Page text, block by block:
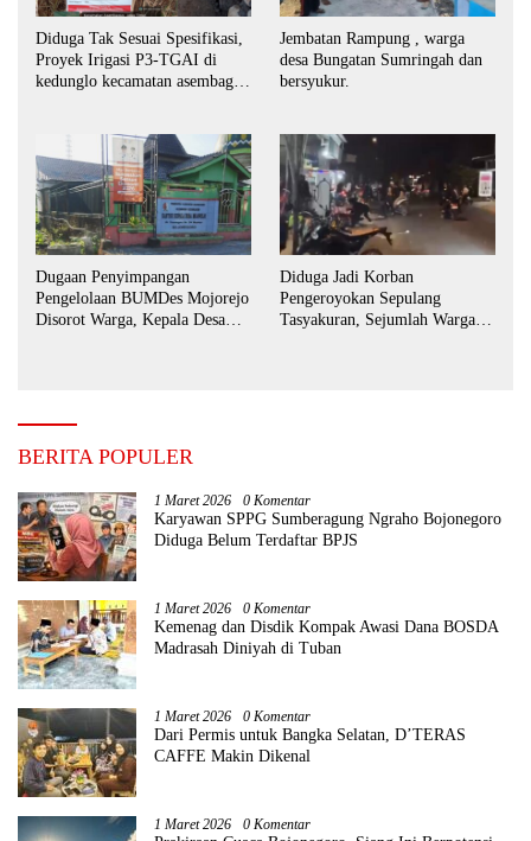
Diduga Tak Sesuai Spesifikasi,
Proyek Irigasi P3-TGAI di
kedunglo kecamatan asembagus
Jembatan Rampung , warga
desa Bungatan Sumringah dan
bersyukur.
Dugaan Penyimpangan
Pengelolaan BUMDes Mojorejo
Disorot Warga, Kepala Desa
Diduga Jadi Korban
Pengeroyokan Sepulang
Tasyakuran, Sejumlah Warga
BERITA POPULER
1 Maret 2026 0 Komentar
Karyawan SPPG Sumberagung Ngraho Bojonegoro
Diduga Belum Terdaftar BPJS
1 Maret 2026 0 Komentar
Kemenag dan Disdik Kompak Awasi Dana BOSDA
Madrasah Diniyah di Tuban
1 Maret 2026 0 Komentar
Dari Permis untuk Bangka Selatan, D’TERAS
CAFFE Makin Dikenal
1 Maret 2026 0 Komentar